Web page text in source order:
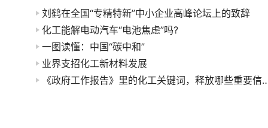
刘鹤在全国“专精特新”中小企业高峰论坛上的致辞
化工能解电动汽车“电池焦虑”吗?
一图读懂：中国“碳中和”
业界支招化工新材料发展
《政府工作报告》里的化工